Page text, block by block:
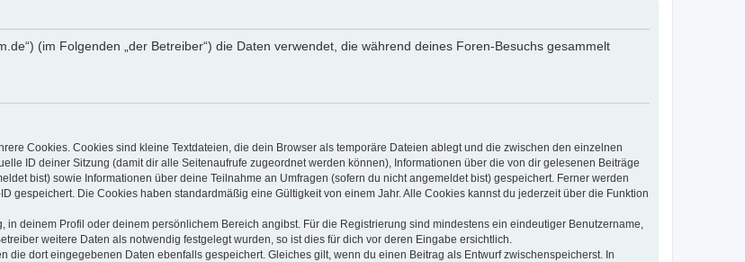
(im Folgenden „der Betreiber“) die Daten verwendet, die während deines Foren-Besuchs gesammelt
Cookies. Cookies sind kleine Textdateien, die dein Browser als temporäre Dateien ablegt und die zwischen den einzelnen
ID deiner Sitzung (damit dir alle Seitenaufrufe zugeordnet werden können), Informationen über die von dir gelesenen Beiträge
bist) sowie Informationen über deine Teilnahme an Umfragen (sofern du nicht angemeldet bist) gespeichert. Ferner werden
gespeichert. Die Cookies haben standardmäßig eine Gültigkeit von einem Jahr. Alle Cookies kannst du jederzeit über die Funktion
deinem Profil oder deinem persönlichem Bereich angibst. Für die Registrierung sind mindestens ein eindeutiger Benutzername,
weitere Daten als notwendig festgelegt wurden, so ist dies für dich vor deren Eingabe ersichtlich.
die dort eingegebenen Daten ebenfalls gespeichert. Gleiches gilt, wenn du einen Beitrag als Entwurf zwischenspeicherst. In